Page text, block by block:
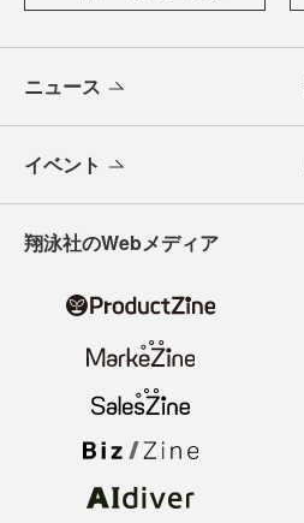
ニュース
イベント
翔泳社のWebメディア